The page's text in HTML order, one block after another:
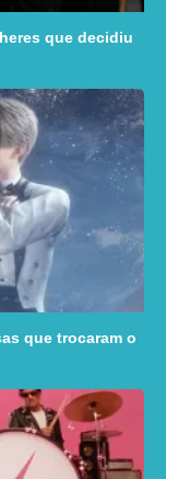
que decidiu
que trocaram o